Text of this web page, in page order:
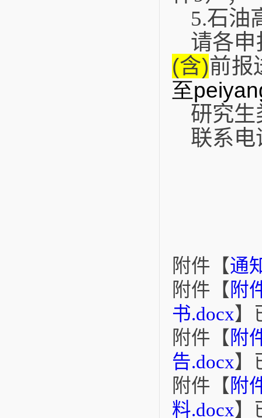
5.石油
请各
(含)前报
至
研究生
联系电
附件【通
附件【 附
书.docx】
附件【 附
告.docx】
附件【 附
料.docx】